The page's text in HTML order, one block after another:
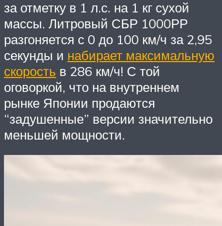
за отметку в 1 л.с. на 1 кг сухой
массы. Литровый СБР 1000РР
разгоняется с 0 до 100 км/ч за 2,95
секунды и набирает максимальную
скорость в 286 км/ч! С той
оговоркой, что на внутреннем
рынке Японии продаются
“задушенные” версии значительно
меньшей мощности.